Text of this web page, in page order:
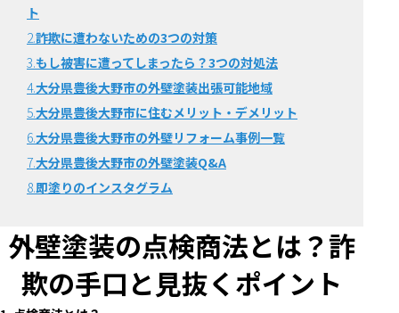
ト
2.詐欺に遭わないための3つの対策
3.もし被害に遭ってしまったら？3つの対処法
4.大分県豊後大野市の外壁塗装出張可能地域
5.大分県豊後大野市に住むメリット・デメリット
6.大分県豊後大野市の外壁リフォーム事例一覧
7.大分県豊後大野市の外壁塗装Q&A
8.即塗りのインスタグラム
外壁塗装の点検商法とは？詐
欺の手口と見抜くポイント